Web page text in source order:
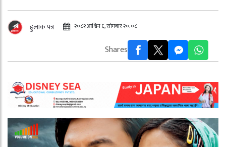
हुलाक पत्र २०८२ आश्विन ६, सोमबार २०:०८
Shares